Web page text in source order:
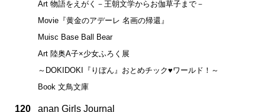
Art 物語をえがく－王朝文学からお伽草子まで－
Movie『黄金のアデーレ 名画の帰還』
Muisc Base Ball Bear
Art 陸奥A子×少女ふろく展
～DOKIDOKI『りぼん』おとめチック♥ワールド！～
Book 文鳥文庫
120 anan Girls Journal